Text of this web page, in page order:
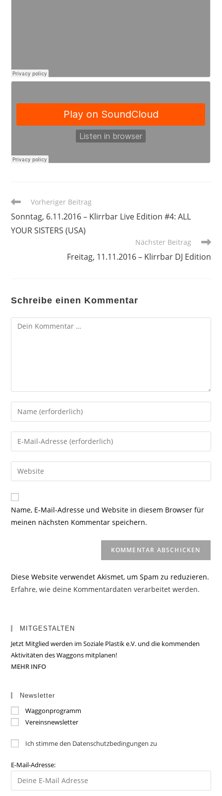
Weitere
ansehen
Vorheriger Beitrag
Sonntag, 6.11.2016 – Klirrbar Live Edition #4: ALL
YOUR SISTERS (USA)
Nächster Beitrag
Freitag, 11.11.2016 – Klirrbar DJ Edition
Schreibe einen Kommentar
Kommentar
Gib
deinen
Namen
oder
zum
Kommentieren
ein
Gib
deine
E-
Mail-
zum
Kommentieren
ein
Gib
deine
Website-
URL
Name, E-Mail-Adresse und Website in diesem Browser für
meinen nächsten Kommentar speichern.
Diese Website verwendet Akismet, um Spam zu reduzieren.
Erfahre, wie deine Kommentardaten verarbeitet werden.
MITGESTALTEN
Jetzt Mitglied werden im Soziale Plastik e.V. und die kommenden
Aktivitäten des Waggons mitplanen!
MEHR INFO
Newsletter
Waggonprogramm
Vereinsnewsletter
Ich stimme den Datenschutzbedingungen zu
E-Mail-Adresse: